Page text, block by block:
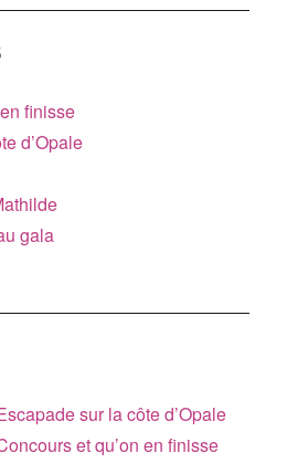
finisse
d’Opale
gala
sur la côte d’Opale
et qu’on en finisse